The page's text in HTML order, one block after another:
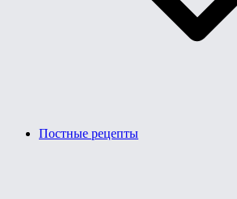
Постные рецепты